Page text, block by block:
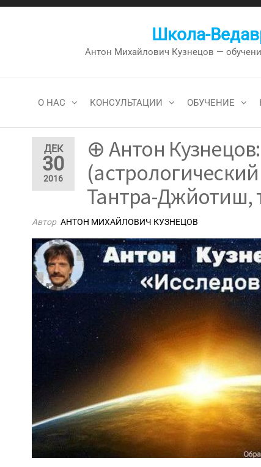
Перейти
Школа-
Антон Михайлович Кузнецов —
О НАС КОНСУЛЬТАЦИИ ОБУЧЕНИЕ
ДЕК
30
2016
⊕ Антон
(астрологический
Тантра-Джйотиш,
Автор АНТОН МИХАЙЛОВИЧ КУЗНЕЦОВ